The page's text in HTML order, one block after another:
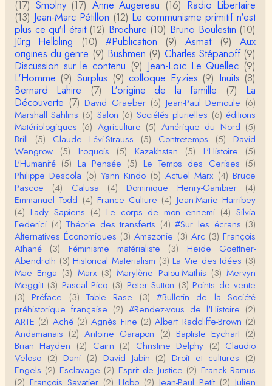
ur? La dernière edition française ou celle…
roland chaudat
le sous-titre de l’article de la Lutte de Classes “No
n, l’oppression des femmes n’a pas toujours exi…
roland chaudat
Votre gourmandise sera probablement récompens
ée parce que Snow apporte "de l'eau à votre m
o…
Christophe Darmangeat
...Et merci à vous pour Snow – qui m'a l'air d'être
davantage une histoire qu'une et…
roland chaudat
Tout à fait d'accord avec vous et quant à Leacock j
e n'ai lu qu'un de ses ouvrages et il…
Anonymous
Homo sapiens a clairement évolué depuis 300 00
0 ans. Tout d'abord, il y a la différence notable …
Christophe Darmangeat
Cet article apporte de l'eau à mon moulin (si j'ose
dire) en appuyant la réalité des torture…
roland chaudat
IROQUOIS CANNIBALISM: FACT NOT FICTIONTho
mas S. AblerUniversity of WaterlooBien que ce text
e ne comp…
roland chaudat
(17) Smolny (17) Anne Augereau (16) Radio Libertaire
(13) Jean-Marc Pétillon (12) Le communisme primitif n'est
plus ce qu'il était (12) Brochure (10) Bruno Boulestin (10)
Jürg Helbling
(10) #Publication (9) Asmat (9)
Aux
origines du genre (9) Bushmen (9) Charles Stépanoff (9)
Discussion sur le contenu (9) Jean-Loïc Le Quellec (9)
L'Homme (9) Surplus (9) colloque Eyzies (9) Inuits (8)
Bernard Lahire
(7) L'origine de la famille (7)
La
Découverte (7) David Graeber (6) Jean-Paul Demoule (6)
Marshall Sahlins (6) Salon (6) Sociétés plurielles (6) éditions
Matériologiques (6) Agriculture (5) Amérique du Nord (5)
Brill
(5) Claude Lévi-Strauss (5) Contretemps (5)
David
Wengrow (5) Iroquois (5) Kazakhstan (5) L'Histoire
(5)
L'Humanité (5) La Pensée (5) Le Temps des Cerises (5)
Philippe Descola (5) Yann Kindo (5) Actuel Marx (4) Bruce
Pascoe
(4) Calusa (4) Dominique Henry-Gambier
(4)
Emmanuel Todd (4) France Culture (4) Jean-Marie Harribey
(4) Lady Sapiens (4) Le corps de mon ennemi (4) Silvia
Federici (4) Théorie des transferts (4) #Sur les écrans (3)
Alternatives Économiques (3) Amazonie (3) Arc (3) François
Athané
(3) Féminisme matérialiste (3)
Heide Goettner-
Abendroth (3) Historical Materialism (3) La Vie des Idées (3)
Mae Enga (3) Marx (3) Marylène Patou-Mathis (3) Mervyn
Meggitt (3) Pascal Picq (3) Peter Sutton (3) Points de vente
(3) Préface (3) Table Rase (3) #Bulletin de la Société
préhistorique française (2) #Rendez-vous de l'Histoire (2)
ARTE (2) Aché (2) Agnès Fine (2) Albert Radcliffe-Brown (2)
Andamanais (2) Antoine Garapon (2) Baptiste Eychart (2)
Brian Hayden (2) Cairn (2) Christine Delphy (2) Claudio
Veloso (2) Dani (2) David Jabin (2) Droit et cultures (2)
Engels (2) Esclavage (2) Esprit de Justice (2) Franck Ramus
(2) François Savatier (2) Hobo (2) Jean-Paul Petit (2) Julien